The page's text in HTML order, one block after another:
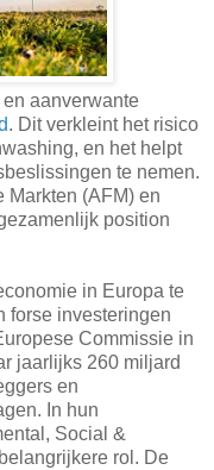
aanverwante
. Dit verkleint het risico
en het helpt
te nemen.
Markten (AFM) en
position
in Europa te
forse investeringen
Commissie in
jaarlijks 260 miljard
en
In hun
Social &
rol. De